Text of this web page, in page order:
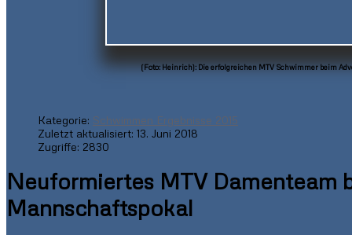
(Foto: Heinrich): Die erfolgreichen MTV Schwimmer beim
Kategorie: Schwimmen Ergebnisse 2015
Zuletzt aktualisiert: 13. Juni 2018
Zugriffe: 2830
Neuformiertes MTV Damenteam
Mannschaftspokal